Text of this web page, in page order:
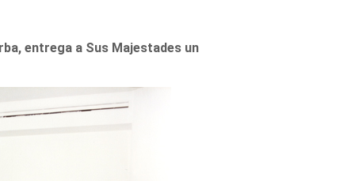
entrega a Sus Majestades un